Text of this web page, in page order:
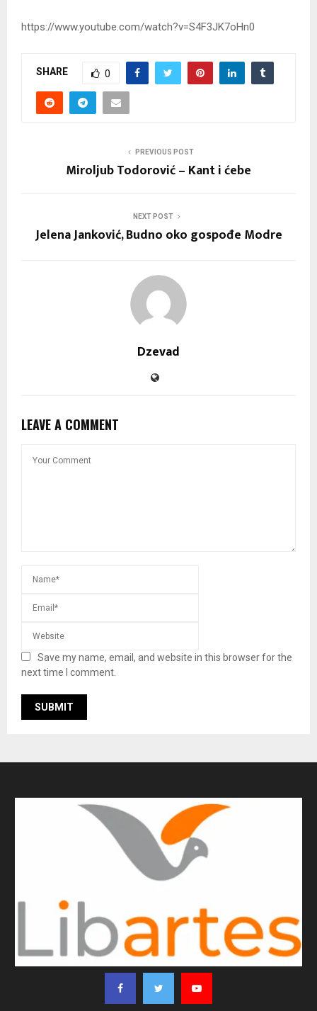
https://www.youtube.com/watch?v=S4F3JK7oHn0
SHARE 0
PREVIOUS POST
Miroljub Todorović – Kant i ćebe
NEXT POST
Jelena Janković, Budno oko gospođe Modre
Dzevad
LEAVE A COMMENT
Save my name, email, and website in this browser for the
next time I comment.